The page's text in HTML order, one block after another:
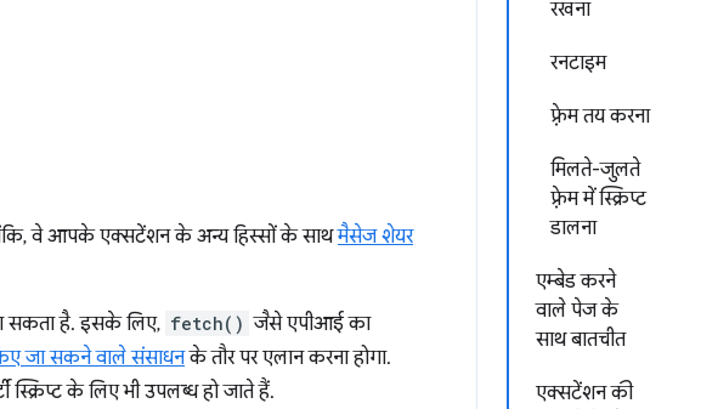
रखना
रनटाइम
फ़्रेम तय करना
मिलते-जुलते
फ़्रेम में स्क्रिप्ट
डालना
एम्बेड करने
वाले पेज के
साथ बातचीत
एक्सटेंशन की
वे आपके एक्सटेंशन के अन्य हिस्सों के साथमैसेज शेयर
सकता है. इसके लिए, fetch() जैसे एपीआई का
जा सकने वाले संसाधनके तौर पर एलान करना होगा.
स्क्रिप्ट के लिए भी उपलब्ध हो जाते हैं.